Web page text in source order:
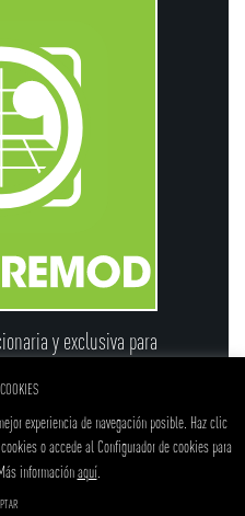
y exclusiva para
cerámico
experiencia de navegación posible. Haz clic
o accede al Configurador de cookies para
informaciónaquí.